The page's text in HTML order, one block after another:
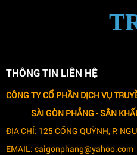
THÔNG TIN LIÊN HỆ
CÔNG TY CỔ PHẦN DỊCH VỤ
SÀI GÒN PHẲNG -SÂN
ĐỊA CHỈ: 125 CỐNG QUỲNH, P.
EMAIL: saigonphang@yahoo.com